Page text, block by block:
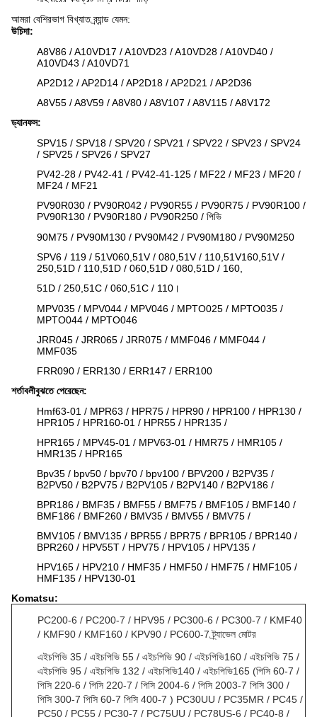
আমরা বেশিরভাগ বিখ্যাত ব্র্যান্ড যেমন:
উচিদা:
A8V86 / A10VD17 / A10VD23 / A10VD28 / A10VD40 /
A10VD43 / A10VD71
AP2D12 / AP2D14 / AP2D18 / AP2D21 / AP2D36
A8V55 / A8V59 / A8V80 / A8V107 / A8V115 / A8V172
ড্যানফস:
SPV15 / SPV18 / SPV20 / SPV21 / SPV22 / SPV23 / SPV24
/ SPV25 / SPV26 / SPV27
PV42-28 / PV42-41 / PV42-41-125 / MF22 / MF23 / MF20 /
MF24 / MF21
PV90R030 / PV90R042 / PV90R55 / PV90R75 / PV90R100 /
PV90R130 / PV90R180 / PV90R250 / পিভি
90M75 / PV90M130 / PV90M42 / PV90M180 / PV90M250
SPV6 / 119 / 51V060,51V / 080,51V / 110,51V160,51V /
250,51D / 110,51D / 060,51D / 080,51D / 160,
51D / 250,51C / 060,51C / 110।
MPV035 / MPV044 / MPV046 / MPTO025 / MPTO035 /
MPTO044 / MPTO046
JRR045 / JRR065 / JRR075 / MMF046 / MMF044 /
MMF035
FRR090 / ERR130 / ERR147 / ERR100
শর্তাবলীবুঝতে পেরেছেন:
Hmf63-01 / MPR63 / HPR75 / HPR90 / HPR100 / HPR130 /
HPR105 / HPR160-01 / HPR55 / HPR135 /
HPR165 / MPV45-01 / MPV63-01 / HMR75 / HMR105 /
HMR135 / HPR165
Bpv35 / bpv50 / bpv70 / bpv100 / BPV200 / B2PV35 /
B2PV50 / B2PV75 / B2PV105 / B2PV140 / B2PV186 /
BPR186 / BMF35 / BMF55 / BMF75 / BMF105 / BMF140 /
BMF186 / BMF260 / BMV35 / BMV55 / BMV75 /
BMV105 / BMV135 / BPR55 / BPR75 / BPR105 / BPR140 /
BPR260 / HPV55T / HPV75 / HPV105 / HPV135 /
HPV165 / HPV210 / HMF35 / HMF50 / HMF75 / HMF105 /
HMF135 / HPV130-01
Komatsu:
PC200-6 / PC200-7 / HPV95 / PC300-6 / PC300-7 / KMF40
/ KMF90 / KMF160 / KPV90 / PC600-7 ট্র্যাভেল মোটর
এইচপিভি 35 / এইচপিভি 55 / এইচপিভি 90 / এইচপিভি160 / এইচপিভি 75 /
এইচপিভি 95 / এইচপিভি 132 / এইচপিভি140 / এইচপিভি165 (পিসি 60-7 /
পিসি 220-6 / পিসি 220-7 / পিসি 2004-6 / পিসি 2003-7 পিসি 300 /
পিসি 300-7 পিসি 60-7 পিসি 400-7 ) PC30UU / PC35MR / PC45 /
PC50 / PC55 / PC30-7 / PC75UU / PC78US-6 / PC40-8 /